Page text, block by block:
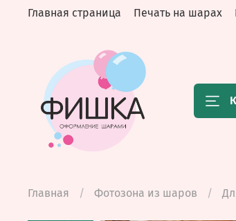
Главная страница Печать на шарах
Главная Фотозона из шаров